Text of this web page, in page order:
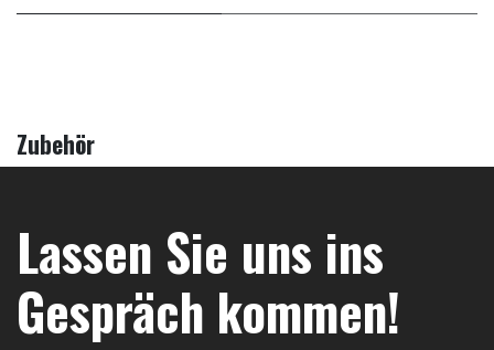
Zubehör
Lassen Sie uns ins
Gespräch kommen!